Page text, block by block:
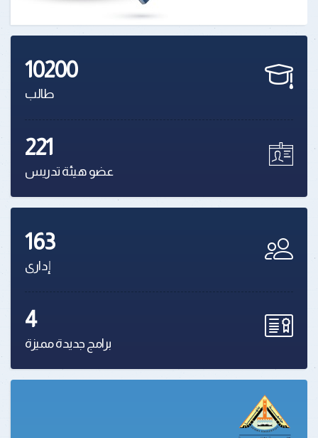
10200
طالب
221
عضو هيئة تدريس
163
إدارى
4
برامج جديدة مميزة